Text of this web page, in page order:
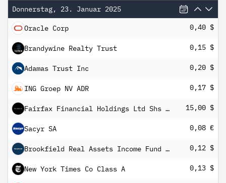
Donnerstag, 23. Januar 2025
Oracle Corp 0,40 $
Brandywine Realty Trust 0,15 $
Adamas Trust Inc 0,20 $
ING Groep NV ADR 0,17 $
Fairfax Financial Holdings Ltd Shs Subord.Vtg 15,00 $
Sacyr SA 0,08 €
Brookfield Real Assets Income Fund Inc. 0,12 $
New York Times Co Class A 0,13 $